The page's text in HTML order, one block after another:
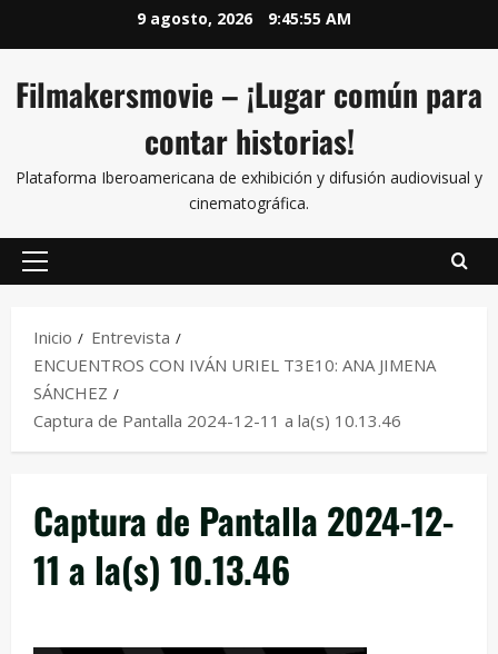
9 agosto, 2026 9:45:55 AM
Filmakersmovie – ¡Lugar común para
contar historias!
Plataforma Iberoamericana de exhibición y difusión audiovisual y
cinematográfica.
Inicio
Entrevista
ENCUENTROS CON IVÁN URIEL T3E10: ANA JIMENA
SÁNCHEZ
Captura de Pantalla 2024-12-11 a la(s) 10.13.46
Captura de Pantalla 2024-12-
11 a la(s) 10.13.46